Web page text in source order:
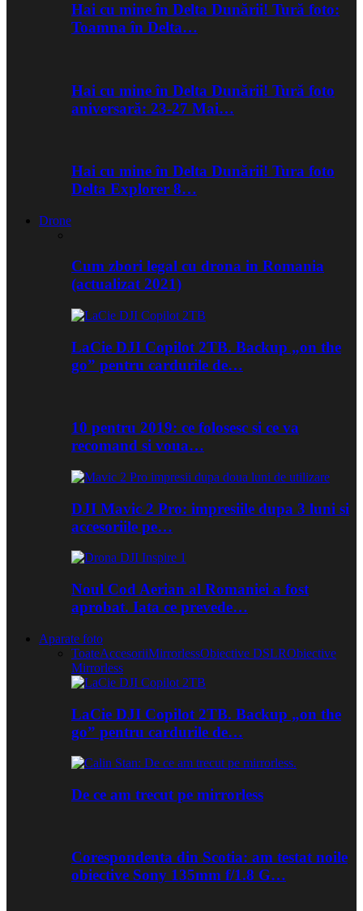
Hai cu mine în Delta Dunării! Tură foto:
Toamna în Delta…
Hai cu mine în Delta Dunării! Tură foto
aniversară: 23-27 Mai…
Hai cu mine în Delta Dunării! Tura foto
Delta Explorer 8…
Drone
Cum zbori legal cu drona in Romania
(actualizat 2021)
LaCie DJI Copilot 2TB. Backup „on the
go” pentru cardurile de…
10 pentru 2019: ce folosesc si ce va
recomand si voua…
DJI Mavic 2 Pro: impresiile dupa 3 luni si
accesoriile pe…
Noul Cod Aerian al Romaniei a fost
aprobat. Iata ce prevede…
Aparate foto
ToateAccesoriiMirrorlessObiective DSLRObiective
Mirrorless
LaCie DJI Copilot 2TB. Backup „on the
go” pentru cardurile de…
De ce am trecut pe mirrorless
Corespondenta din Scotia: am testat noile
obiective Sony 135mm f/1.8 G…